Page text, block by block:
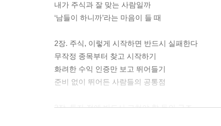
내가 주식과 잘 맞는 사람일까
‘남들이 하니까’라는 마음이 들 때
2장. 주식, 이렇게 시작하면 반드시 실패한다
무작정 종목부터 찾고 시작하기
화려한 수익 인증만 보고 뛰어들기
준비 없이 뛰어든 사람들의 공통점
3장. 투자 전에 반드시 고쳐야 할 돈의 구조